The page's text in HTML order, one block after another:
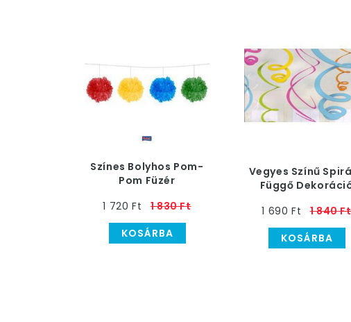
Színes Bolyhos Pom-
Pom Füzér
1 720 Ft
1 830 Ft
KOSÁRBA
Vegyes Színű
Függő
1 690 Ft
1 840 Ft
KOSÁRBA